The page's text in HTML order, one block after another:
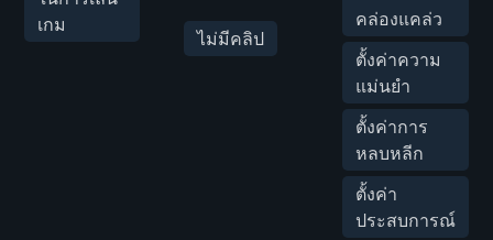
เกม
ไม่มีคลิป
คล่องแคล่ว
ตั้งค่าความ
แม่นยำ
ตั้งค่าการ
หลบหลีก
ตั้งค่า
ประสบการณ์